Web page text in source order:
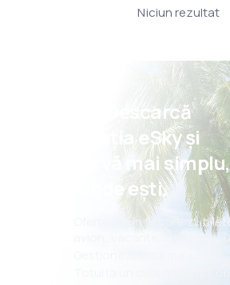
Niciun rezultat
Psst! Descarcă
aplicația eSky și
rezervă mai simplu,
oriunde ești.
Oferte noi în fiecare zi:
avion, vacanțe, city break-
Totul la un click distanță,